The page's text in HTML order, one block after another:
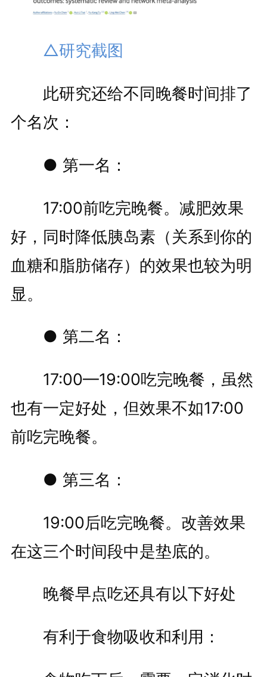
△研究截图
此研究还给不同晚餐时间排了
个名次：
● 第一名：
17:00前吃完晚餐。减肥效果
好，同时降低胰岛素（关系到你的
血糖和脂肪储存）的效果也较为明
显。
● 第二名：
17:00—19:00吃完晚餐，虽然
也有一定好处，但效果不如17:00
前吃完晚餐。
● 第三名：
19:00后吃完晚餐。改善效果
在这三个时间段中是垫底的。
晚餐早点吃还具有以下好处
有利于食物吸收和利用：